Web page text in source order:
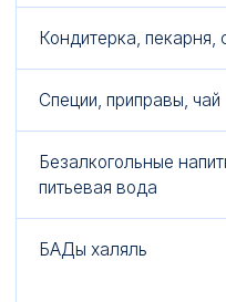
Кондитерка, пекарня,
Специи, приправы, чай
Безалкогольные
питьевая вода
БАДы халяль